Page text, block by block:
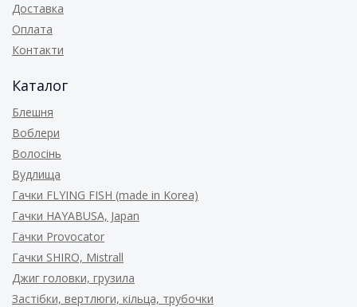
Доставка
Оплата
Контакти
Каталог
Блешня
Воблери
Волосінь
Вудлища
Гачки FLYING FISH (made in Korea)
Гачки HAYABUSA, Japan
Гачки Provocator
Гачки SHIRO, Mistrall
Джиг головки, грузила
Застібки, вертлюги, кільца, трубочки